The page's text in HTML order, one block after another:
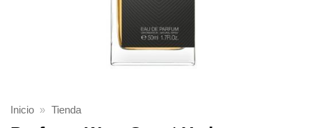
Inicio » Tienda